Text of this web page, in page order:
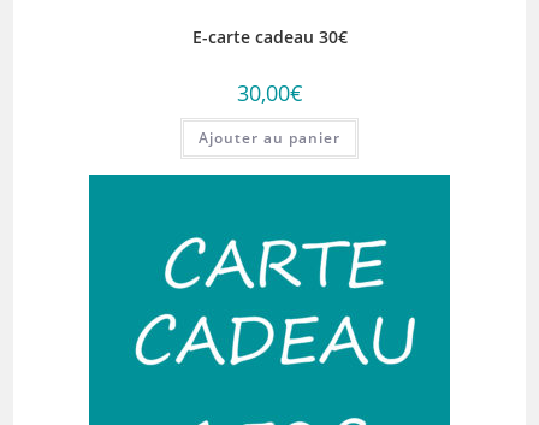
E-carte cadeau 30€
30,00€
Ajouter au panier